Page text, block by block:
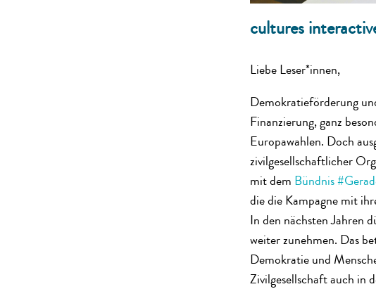
cultures
Liebe Leser*innen,
Demokratieförderung
Finanzierung, ganz
Europawahlen. Doch
zivilgesellschaftlicher
mit dem Bündnis
die die Kampagne mit
In den nächsten Jahren
weiter zunehmen. Das
Demokratie und
Zivilgesellschaft auch in